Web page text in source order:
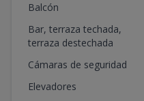
Balcón
Bar, terraza techada,
terraza destechada
Cámaras de seguridad
Elevadores